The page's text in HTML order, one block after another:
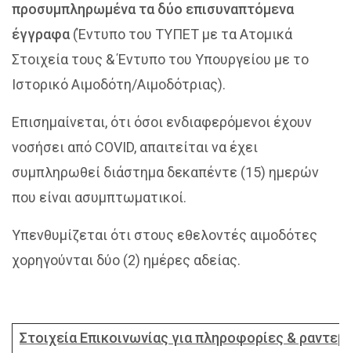
προσυμπληρωμένα τα δύο επισυναπτόμενα
έγγραφα (Έντυπο του ΤΥΠΕΤ με τα Ατομικά
Στοιχεία τους & Έντυπο του Υπουργείου με το
Ιστορικό Αιμοδότη/Αιμοδότριας).
Επισημαίνεται, ότι όσοι ενδιαφερόμενοι έχουν
νοσήσει από COVID, απαιτείται να έχει
συμπληρωθεί διάστημα δεκαπέντε (15) ημερών
που είναι ασυμπτωματικοί.
Υπενθυμίζεται ότι στους εθελοντές αιμοδότες
χορηγούνται δύο (2) ημέρες αδείας.
Στοιχεία Επικοινωνίας για πληροφορίες &